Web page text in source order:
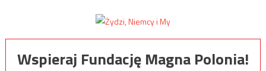
Wspieraj Fundację Magna Polonia!